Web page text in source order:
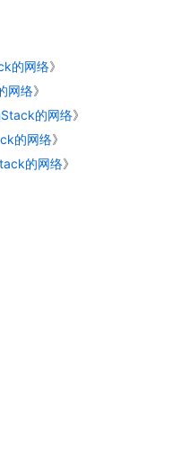
的网络》
网络》
的网络》
的网络》
的网络》